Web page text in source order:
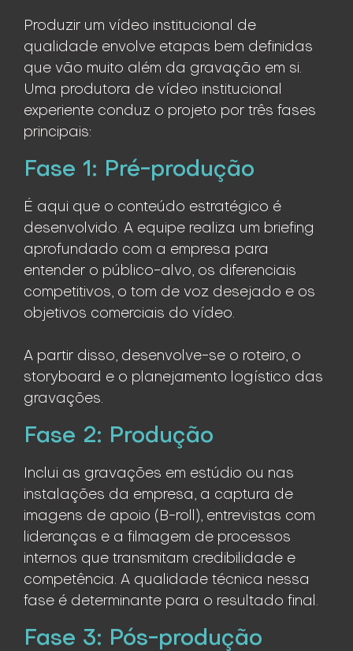
Produzir um vídeo institucional de
qualidade envolve etapas bem definidas
que vão muito além da gravação em si.
Uma produtora de vídeo institucional
experiente conduz o projeto por três fases
principais:
Fase 1: Pré-produção
É aqui que o conteúdo estratégico é
desenvolvido. A equipe realiza um briefing
aprofundado com a empresa para
entender o público-alvo, os diferenciais
competitivos, o tom de voz desejado e os
objetivos comerciais do vídeo.
A partir disso, desenvolve-se o roteiro, o
storyboard e o planejamento logístico das
gravações.
Fase 2: Produção
Inclui as gravações em estúdio ou nas
instalações da empresa, a captura de
imagens de apoio (B-roll), entrevistas com
lideranças e a filmagem de processos
internos que transmitam credibilidade e
competência. A qualidade técnica nessa
fase é determinante para o resultado final.
Fase 3: Pós-produção